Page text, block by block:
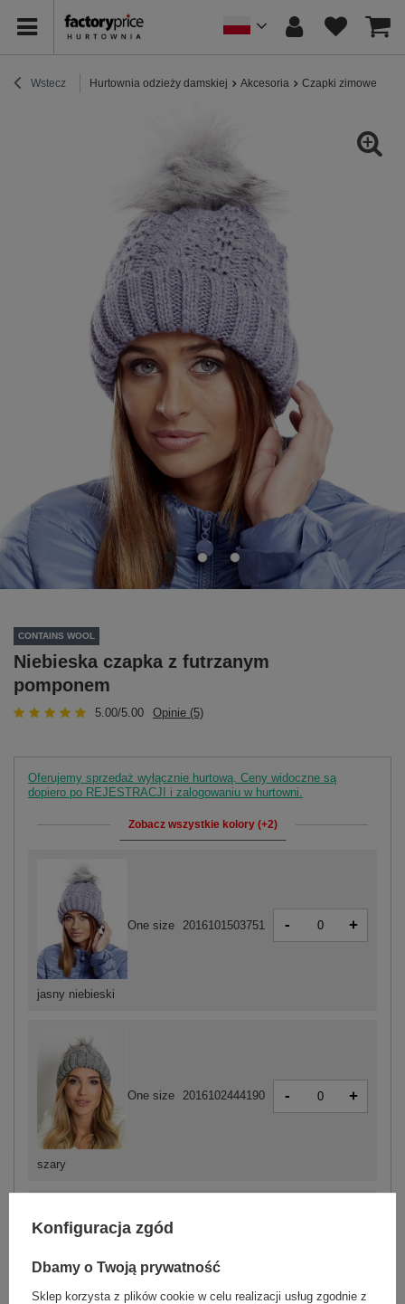
Wstecz Hurtownia odzieży damskiej Akcesoria Czapki zimowe
CONTAINS WOOL
Niebieska czapka z futrzanym
pomponem
5.00/5.00 Opinie (5)
Oferujemy sprzedaż wyłącznie hurtową. Ceny widoczne są
dopiero po REJESTRACJI i zalogowaniu w hurtowni.
Zobacz wszystkie kolory (+2)
szary
One size 2016102444190 - +
One size 2016101503775
jasny niebieski
One size 2016101503751 - +
Konfiguracja zgód
Dbamy o Twoją prywatność
Sklep korzysta z plików cookie w celu realizacji usług zgodnie z